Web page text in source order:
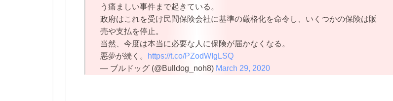
う痛ましい事件まで起きている。
政府はこれを受け民間保険会社に基準の厳格化を命令し、いくつかの保険は販
売や支払を停止。
当然、今度は本当に必要な人に保険が届かなくなる。
悪夢が続く。
https://t.co/PZodWIgLSQ
— ブルドッグ (@Bulldog_noh8) March 29, 2020